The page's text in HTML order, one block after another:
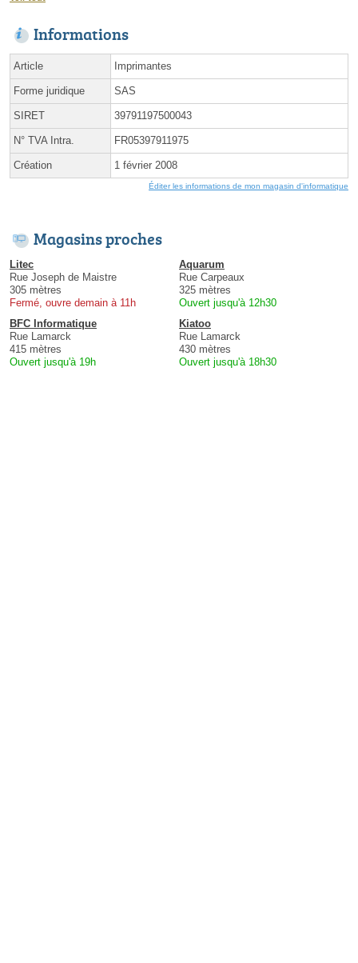
Informations
Article Imprimantes
Forme juridique SAS
SIRET 39791197500043
N° TVA Intra. FR05397911975
Création 1 février 2008
Éditer les informations de mon magasin d'informatique
Magasins proches
Litec
Rue Joseph de Maistre
305 mètres
Fermé, ouvre demain à 11h
Aquarum
Rue Carpeaux
325 mètres
Ouvert jusqu'à 12h30
BFC Informatique
Rue Lamarck
415 mètres
Ouvert jusqu'à 19h
Kiatoo
Rue Lamarck
430 mètres
Ouvert jusqu'à 18h30